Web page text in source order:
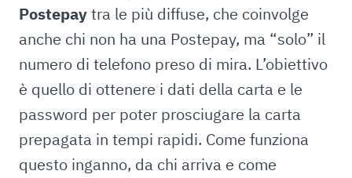
Postepaytra le più diffuse, che coinvolge
anche chi non ha una Postepay, ma “solo” il
numero di telefono preso di mira. L’obiettivo
è quello di ottenere i dati della carta e le
password per poter prosciugare la carta
prepagata in tempi rapidi. Come funziona
questo inganno, da chi arriva e come